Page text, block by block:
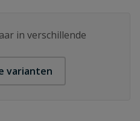
in verschillende
varianten